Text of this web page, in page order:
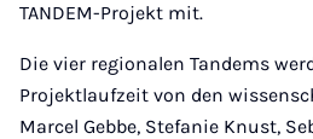
TANDEM-Projekt mit.
Die vier regionalen Tandems
Projektlaufzeit von den
Marcel Gebbe, Stefanie Knust,